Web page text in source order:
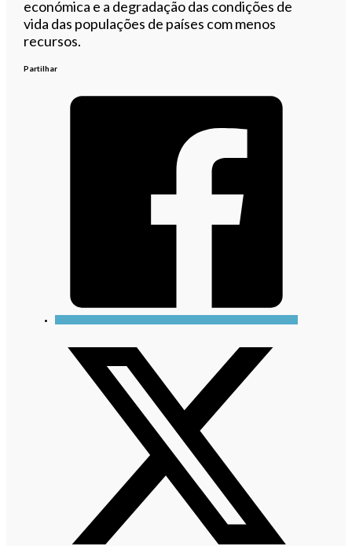
económica e a degradação das condições de
vida das populações de países com menos
recursos.
Partilhar